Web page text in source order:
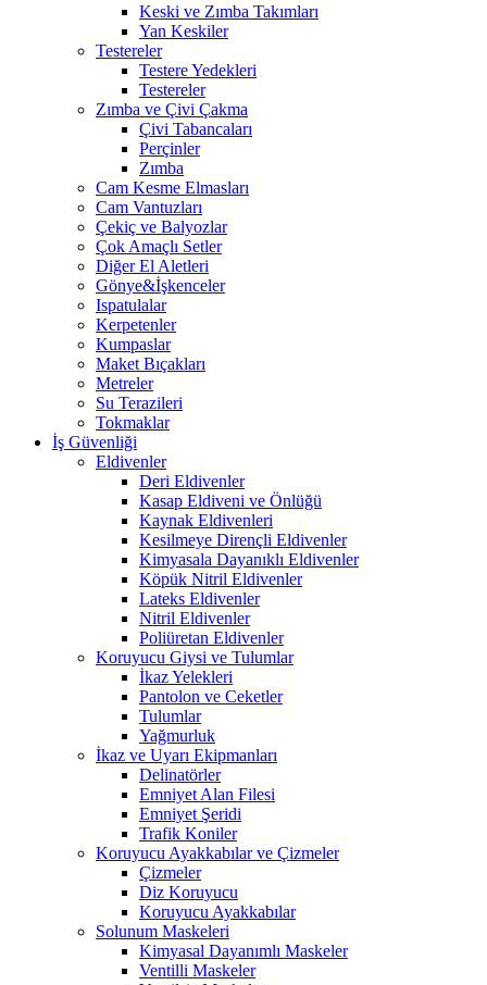
Keski ve Zımba Takımları
Yan Keskiler
Testereler
Testere Yedekleri
Testereler
Zımba ve Çivi Çakma
Çivi Tabancaları
Perçinler
Zımba
Cam Kesme Elmasları
Cam Vantuzları
Çekiç ve Balyozlar
Çok Amaçlı Setler
Diğer El Aletleri
Gönye&İşkenceler
Ispatulalar
Kerpetenler
Kumpaslar
Maket Bıçakları
Metreler
Su Terazileri
Tokmaklar
İş Güvenliği
Eldivenler
Deri Eldivenler
Kasap Eldiveni ve Önlüğü
Kaynak Eldivenleri
Kesilmeye Dirençli Eldivenler
Kimyasala Dayanıklı Eldivenler
Köpük Nitril Eldivenler
Lateks Eldivenler
Nitril Eldivenler
Poliüretan Eldivenler
Koruyucu Giysi ve Tulumlar
İkaz Yelekleri
Pantolon ve Ceketler
Tulumlar
Yağmurluk
İkaz ve Uyarı Ekipmanları
Delinatörler
Emniyet Alan Filesi
Emniyet Şeridi
Trafik Koniler
Koruyucu Ayakkabılar ve Çizmeler
Çizmeler
Diz Koruyucu
Koruyucu Ayakkabılar
Solunum Maskeleri
Kimyasal Dayanımlı Maskeler
Ventilli Maskeler